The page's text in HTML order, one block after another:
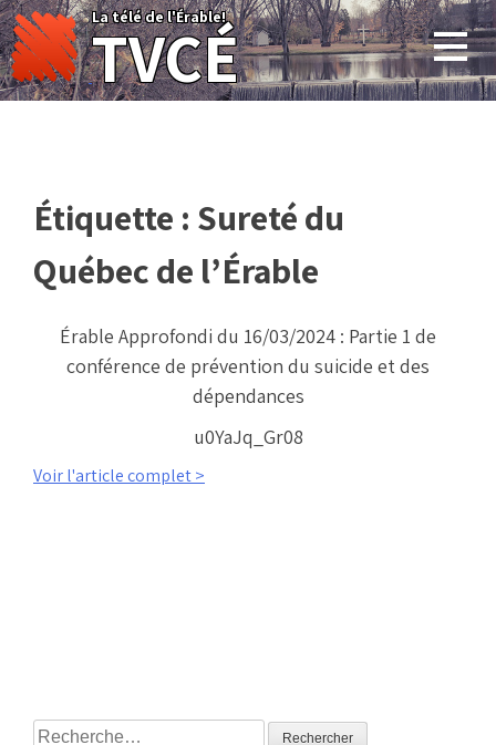
Skip
to
content
La télé de l'Érable!
TVCÉ
Étiquette : Sureté du
Québec de l’Érable
Érable Approfondi du 16/03/2024 : Partie 1 de
conférence de prévention du suicide et des
dépendances
u0YaJq_Gr08
Voir l'article complet >
Rechercher :